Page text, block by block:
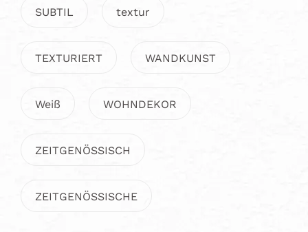
SUBTIL textur
TEXTURIERT WANDKUNST
Weiß WOHNDEKOR
ZEITGENÖSSISCH
ZEITGENÖSSISCHE